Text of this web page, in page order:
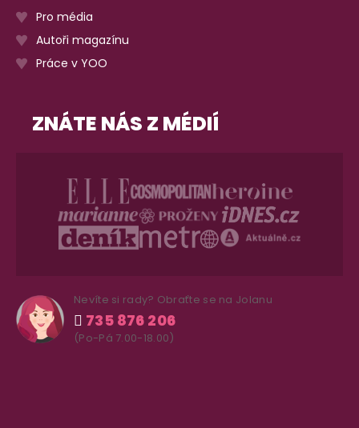
Pro média
Autoři magazínu
Práce v YOO
ZNÁTE NÁS Z MÉDIÍ
Nevíte si rady? Obraťte se na Jolanu
735 876 206
(Po-Pá 7.00-18.00)